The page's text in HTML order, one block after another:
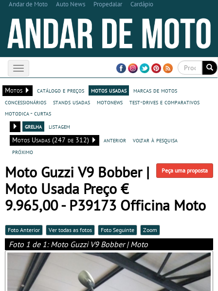
Andar de Moto Auto News Propedalar Cardápio
Toggle
navigation
Motos
catálogo e preços motos usadas
marcas de motos
concessionários
stands usadas motonews
test-drives e comparativos
motodica - curtas
grelha
listagem
Motos Usadas (247 de 312)
anterior
voltar à pesquisa
próximo
Peça uma proposta
Moto Guzzi V9 Bobber |
Moto Usada Preço €
9.965,00 - P39173 Officina Moto
Foto Anterior Ver todas as fotos Foto Seguinte Zoom
Foto 1 de 1: Moto Guzzi V9 Bobber | Moto